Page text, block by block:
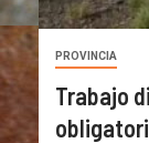
PROVINCIA
Trabajo